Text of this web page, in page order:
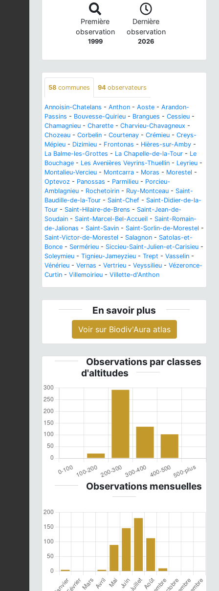
Première
observation
1999
Dernière
observation
2026
58 communes 94 observateurs
Annoisin-Chatelans - Anthon - Aoste - Arandon-
Passins - Bouvesse-Quirieu - Brangues - Cessieu -
Chamagnieu - Charette - Charvieu-Chavagneux -
Chozeau - Corbelin - Courtenay - Crémieu - Creys-
Mépieu - Dizimieu - Frontonas - Hières-sur-Amby -
La Balme-les-Grottes - La Chapelle-de-la-Tour - Le
Bouchage - Les Avenières Veyrins-Thuellin - Leyrieu -
Montalieu-Vercieu - Montcarra - Moras - Morestel -
Optevoz - Panossas - Parmilieu - Porcieu-
Amblagnieu - Rochetoirin - Ruy-Montceau - Saint-
Baudille-de-la-Tour - Saint-Chef - Saint-Didier-de-la-
Tour - Saint-Hilaire-de-Brens - Saint-Jean-de-
Soudain - Saint-Marcel-Bel-Accueil - Saint-Romain-
de-Jalionas - Saint-Savin - Saint-Sorlin-de-Morestel -
Saint-Victor-de-Morestel - Salagnon - Satolas-et-
Bonce - Sermérieu - Siccieu-Saint-Julien-et-Carisieu -
Soleymieu - Tignieu-Jameyzieu - Trept - Vasselin -
Vénérieu - Vernas - Vertrieu - Veyssilieu - Vézeronce-
Curtin - Villemoirieu - Villette-d'Anthon
En savoir plus
Voir sur Biodiv'Aura atlas
Observations par classes
d'altitudes
Observations mensuelles